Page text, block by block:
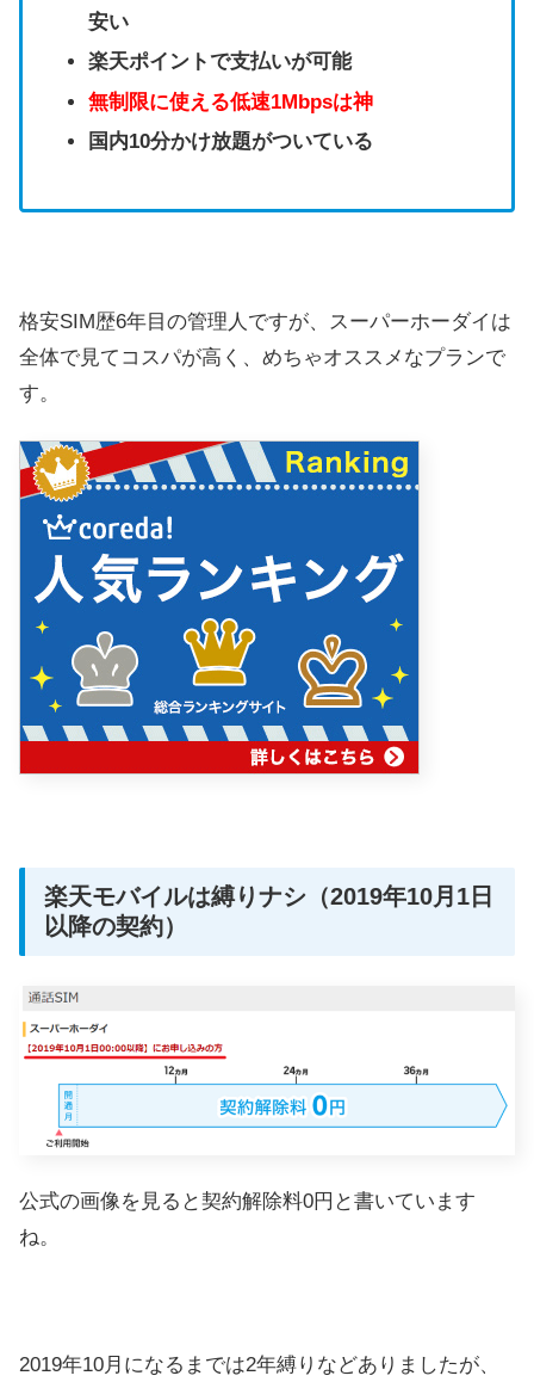
安い
楽天ポイントで支払いが可能
無制限に使える低速1Mbpsは神
国内10分かけ放題がついている
格安SIM歴6年目の管理人ですが、スーパーホーダイは
全体で見てコスパが高く、めちゃオススメなプランで
す。
楽天モバイルは縛りナシ（2019年10月1日
以降の契約）
公式の画像を見ると契約解除料0円と書いています
ね。
2019年10月になるまでは2年縛りなどありましたが、